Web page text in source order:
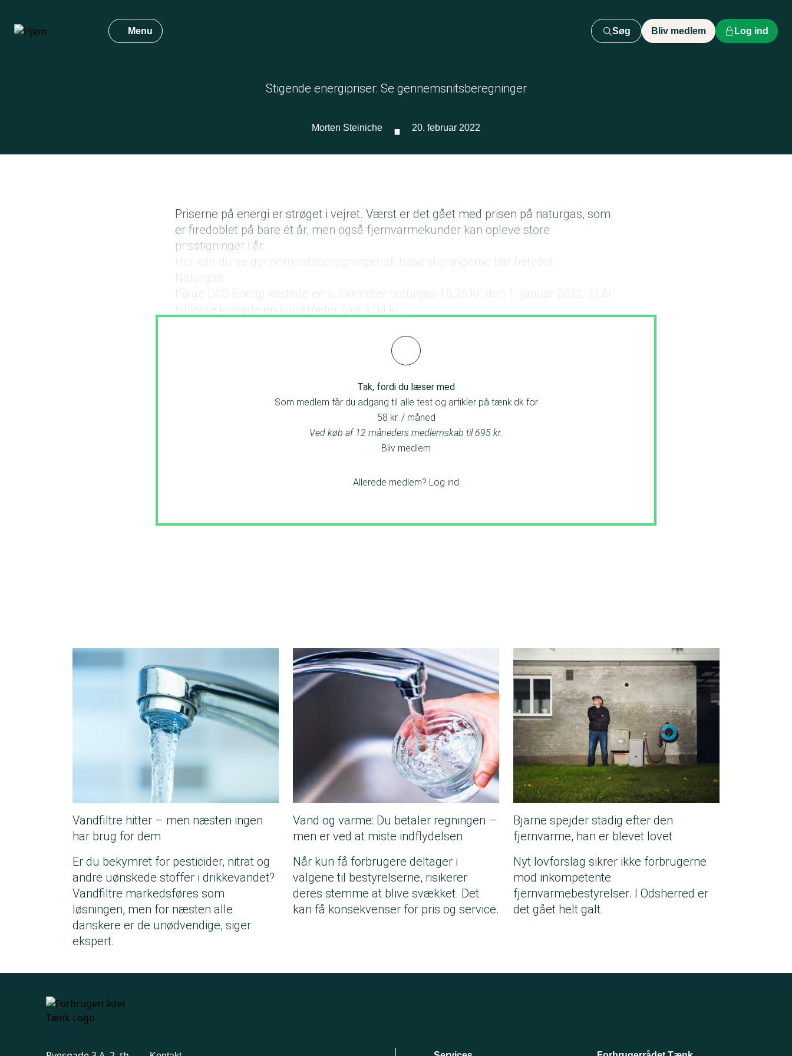
hovedindhold
Menu Søg Bliv medlem Log ind
Stigende energipriser: Se gennemsnitsberegninger
Morten Steiniche · 20. februar 2022
Priserne på energi er strøget i vejret. Værst er det gået med prisen på naturgas, som
er firedoblet på bare ét år, men også fjernvarmekunder kan opleve store
prisstigninger i år.
Naturgas
Ifølge DCC Energi kostede en kubikmeter naturgas 15,25 kr. den 1. januar 2022. Et år
tidligere kostede en kubikmeter blot 3.04 kr.
Tak, fordi du læser med
Som medlem får du adgang til alle test og artikler på tænk.dk for
58 kr. / måned
Ved køb af 12 måneders medlemskab til 695 kr.
Bliv medlem
Allerede medlem? Log ind
Vandfiltre hitter – men næsten ingen
har brug for dem
Er du bekymret for pesticider, nitrat og
andre uønskede stoffer i drikkevandet?
Vandfiltre markedsføres som
løsningen, men for næsten alle
danskere er de unødvendige, siger
ekspert.
Vand og varme: Du betaler regningen –
men er ved at miste indflydelsen
Når kun få forbrugere deltager i
valgene til bestyrelserne, risikerer
deres stemme at blive svækket. Det
kan få konsekvenser for pris og service.
Bjarne spejder stadig efter den
fjernvarme, han er blevet lovet
Nyt lovforslag sikrer ikke forbrugerne
mod inkompetente
fjernvarmebestyrelser. I Odsherred er
det gået helt galt.